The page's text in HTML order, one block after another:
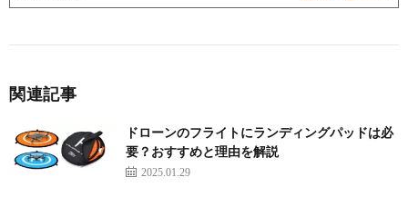
関連記事
ドローンのフライトにランディングパッドは必
要？おすすめと理由を解説
2025.01.29